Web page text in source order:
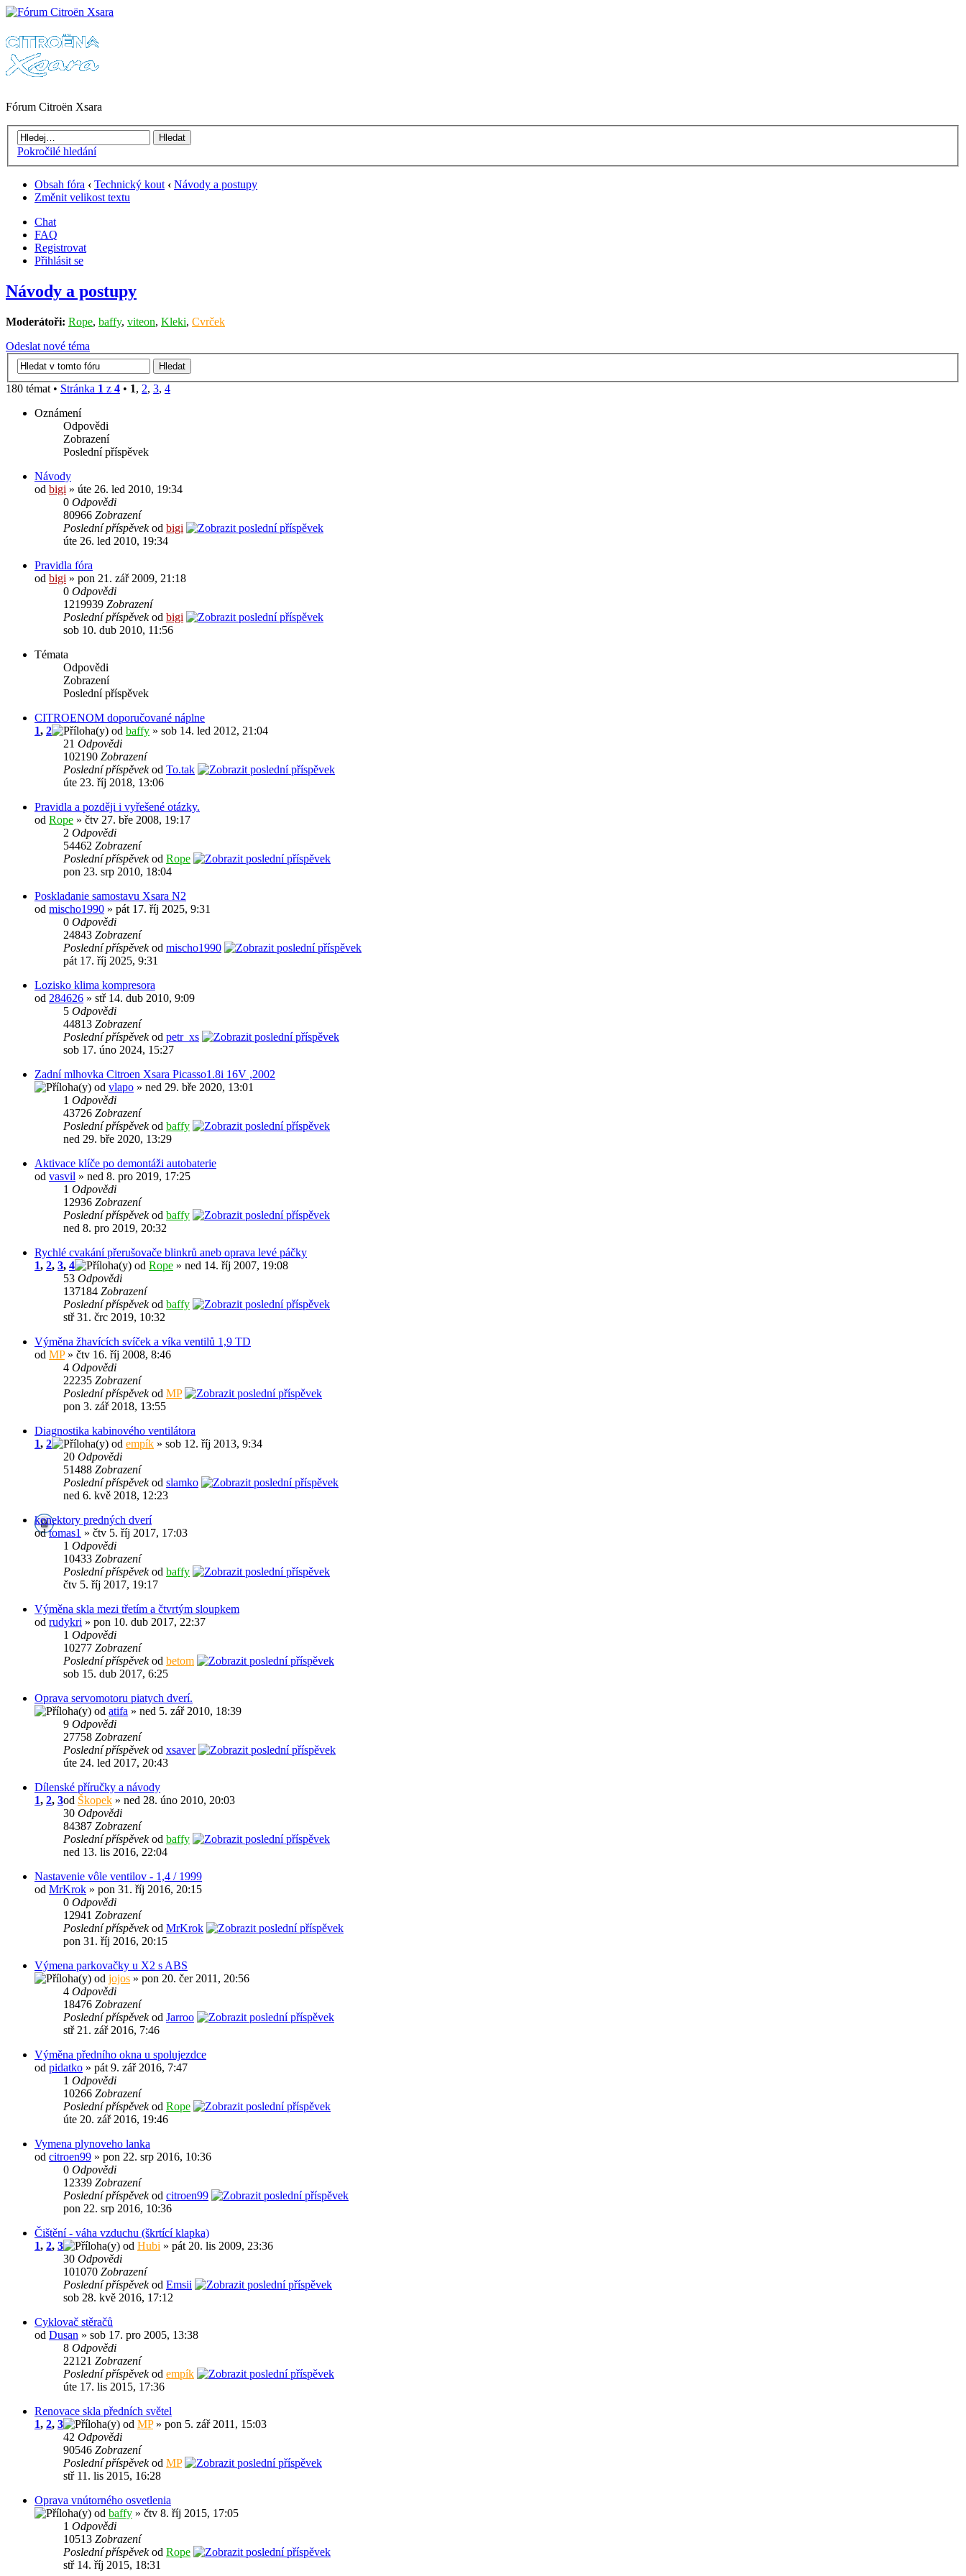
Fórum Citroën Xsara
Pokročilé hledání
Obsah fóra ‹ Technický kout ‹ Návody a postupy
Změnit velikost textu
Chat
FAQ
Registrovat
Přihlásit se
Návody a postupy
Moderátoři: Rope, baffy, viteon, Kleki, Cvrček
Odeslat nové téma
180 témat • Stránka 1 z 4 • 1, 2, 3, 4
Oznámení
Odpovědi
Zobrazení
Poslední příspěvek
Návody
od bigi » úte 26. led 2010, 19:34
0 Odpovědi
80966 Zobrazení
Poslední příspěvekod bigi
úte 26. led 2010, 19:34
Pravidla fóra
od bigi » pon 21. zář 2009, 21:18
0 Odpovědi
1219939 Zobrazení
Poslední příspěvekod bigi
sob 10. dub 2010, 11:56
Témata
Odpovědi
Zobrazení
Poslední příspěvek
CITROENOM doporučované náplne
1, 2 od baffy » sob 14. led 2012, 21:04
21 Odpovědi
102190 Zobrazení
Poslední příspěvekod To.tak
úte 23. říj 2018, 13:06
Pravidla a později i vyřešené otázky.
od Rope » čtv 27. bře 2008, 19:17
2 Odpovědi
54462 Zobrazení
Poslední příspěvekod Rope
pon 23. srp 2010, 18:04
Poskladanie samostavu Xsara N2
od mischo1990 » pát 17. říj 2025, 9:31
0 Odpovědi
24843 Zobrazení
Poslední příspěvekod mischo1990
pát 17. říj 2025, 9:31
Lozisko klima kompresora
od 284626 » stř 14. dub 2010, 9:09
5 Odpovědi
44813 Zobrazení
Poslední příspěvekod petr_xs
sob 17. úno 2024, 15:27
Zadní mlhovka Citroen Xsara Picasso1.8i 16V ,2002
od vlapo » ned 29. bře 2020, 13:01
1 Odpovědi
43726 Zobrazení
Poslední příspěvekod baffy
ned 29. bře 2020, 13:29
Aktivace klíče po demontáži autobaterie
od vasvil » ned 8. pro 2019, 17:25
1 Odpovědi
12936 Zobrazení
Poslední příspěvekod baffy
ned 8. pro 2019, 20:32
Rychlé cvakání přerušovače blinkrů aneb oprava levé páčky
1, 2, 3, 4 od Rope » ned 14. říj 2007, 19:08
53 Odpovědi
137184 Zobrazení
Poslední příspěvekod baffy
stř 31. črc 2019, 10:32
Výměna žhavících svíček a víka ventilů 1,9 TD
od MP» čtv 16. říj 2008, 8:46
4 Odpovědi
22235 Zobrazení
Poslední příspěvekod MP
pon 3. zář 2018, 13:55
Diagnostika kabinového ventilátora
1, 2 od empík » sob 12. říj 2013, 9:34
20 Odpovědi
51488 Zobrazení
Poslední příspěvekod slamko
ned 6. kvě 2018, 12:23
konektory predných dverí
odtomas1 » čtv 5. říj 2017, 17:03
1 Odpovědi
10433 Zobrazení
Poslední příspěvekod baffy
čtv 5. říj 2017, 19:17
Výměna skla mezi třetím a čtvrtým sloupkem
od rudykri » pon 10. dub 2017, 22:37
1 Odpovědi
10277 Zobrazení
Poslední příspěvekod betom
sob 15. dub 2017, 6:25
Oprava servomotoru piatych dverí.
od atifa » ned 5. zář 2010, 18:39
9 Odpovědi
27758 Zobrazení
Poslední příspěvekod xsaver
úte 24. led 2017, 20:43
Dílenské příručky a návody
1, 2, 3od Škopek » ned 28. úno 2010, 20:03
30 Odpovědi
84387 Zobrazení
Poslední příspěvekod baffy
ned 13. lis 2016, 22:04
Nastavenie vôle ventilov - 1,4 / 1999
od MrKrok » pon 31. říj 2016, 20:15
0 Odpovědi
12941 Zobrazení
Poslední příspěvekod MrKrok
pon 31. říj 2016, 20:15
Výmena parkovačky u X2 s ABS
od jojos » pon 20. čer 2011, 20:56
4 Odpovědi
18476 Zobrazení
Poslední příspěvekod Jarroo
stř 21. zář 2016, 7:46
Výměna předního okna u spolujezdce
od pidatko » pát 9. zář 2016, 7:47
1 Odpovědi
10266 Zobrazení
Poslední příspěvekod Rope
úte 20. zář 2016, 19:46
Vymena plynoveho lanka
od citroen99 » pon 22. srp 2016, 10:36
0 Odpovědi
12339 Zobrazení
Poslední příspěvekod citroen99
pon 22. srp 2016, 10:36
Čištění - váha vzduchu (škrtící klapka)
1, 2, 3 od Hubi » pát 20. lis 2009, 23:36
30 Odpovědi
101070 Zobrazení
Poslední příspěvekod Emsii
sob 28. kvě 2016, 17:12
Cyklovač stěračů
od Dusan » sob 17. pro 2005, 13:38
8 Odpovědi
22121 Zobrazení
Poslední příspěvekod empík
úte 17. lis 2015, 17:36
Renovace skla předních světel
1, 2, 3 od MP» pon 5. zář 2011, 15:03
42 Odpovědi
90546 Zobrazení
Poslední příspěvekod MP
stř 11. lis 2015, 16:28
Oprava vnútorného osvetlenia
od baffy » čtv 8. říj 2015, 17:05
1 Odpovědi
10513 Zobrazení
Poslední příspěvekod Rope
stř 14. říj 2015, 18:31